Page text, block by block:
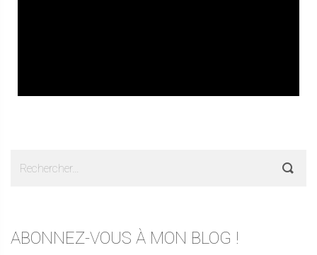
ABONNEZ-VOUS À MON BLOG !